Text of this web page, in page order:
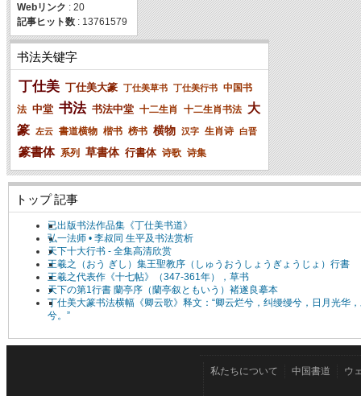
Webリンク : 20
記事ヒット数 : 13761579
书法关键字
丁仕美 丁仕美大篆 丁仕美草书 丁仕美行书 中国书
法 中堂 书法 书法中堂 十二生肖 十二生肖书法 大
篆 左云 書道横物 楷书 榜书 横物 汉字 生肖诗 白晋
篆書体 系列 草書体 行書体 诗歌 诗集
トップ 記事
已出版书法作品集《丁仕美书道》
弘一法师 • 李叔同 生平及书法赏析
天下十大行书 - 全集高清欣赏
王羲之（おう ぎし）集王聖教序（しゅうおうしょうぎょうじょ）行書
王羲之代表作《十七帖》（347-361年），草书
天下の第1行書 蘭亭序（蘭亭叙ともいう）褚遂良摹本
丁仕美大篆书法横幅《卿云歌》释文：“卿云烂兮，纠缦缦兮，日月光华
兮。”
私たちについて 中国書道 ウ